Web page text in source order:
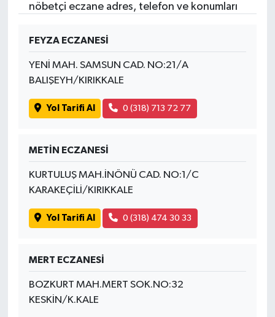
nöbetçi eczane adres, telefon ve konumları
FEYZA ECZANESİ
YENİ MAH. SAMSUN CAD. NO:21/A
BALIŞEYH/KIRIKKALE
Yol Tarifi Al 0 (318) 713 72 77
METİN ECZANESİ
KURTULUŞ MAH.İNÖNÜ CAD. NO:1/C
KARAKEÇİLİ/KIRIKKALE
Yol Tarifi Al 0 (318) 474 30 33
MERT ECZANESİ
BOZKURT MAH.MERT SOK.NO:32
KESKİN/K.KALE